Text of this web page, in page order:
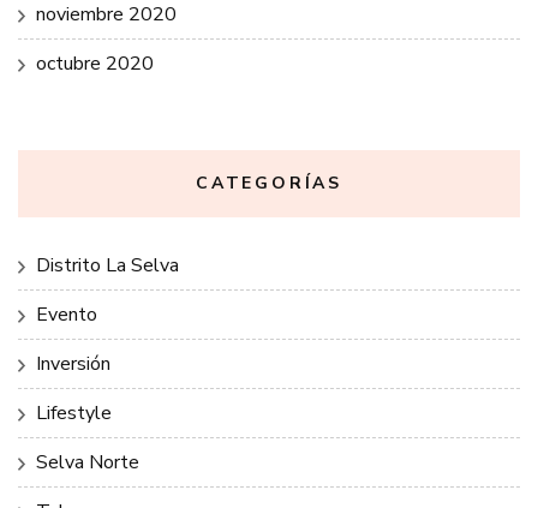
noviembre 2020
octubre 2020
CATEGORÍAS
Distrito La Selva
Evento
Inversión
Lifestyle
Selva Norte